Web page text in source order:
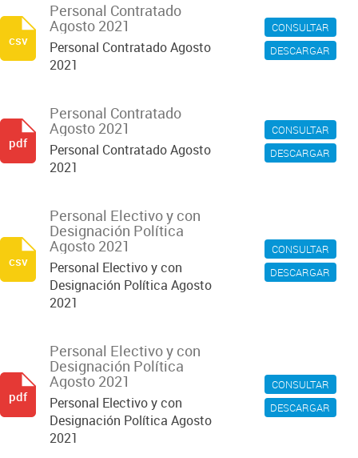
CONSULTAR
DESCARGAR
Personal Contratado
Agosto 2021
Personal Contratado Agosto
2021
csv
CONSULTAR
DESCARGAR
Personal Contratado
Agosto 2021
Personal Contratado Agosto
2021
pdf
CONSULTAR
DESCARGAR
Personal Electivo y con
Designación Política
Agosto 2021
Personal Electivo y con
Designación Política Agosto
2021
csv
CONSULTAR
DESCARGAR
Personal Electivo y con
Designación Política
Agosto 2021
Personal Electivo y con
Designación Política Agosto
2021
pdf